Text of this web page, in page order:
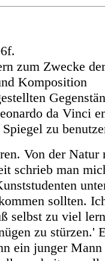
zum Zwecke der
Komposition
da Vinci
zu
Von der Natur
schrieb man
sollten.
selbst zu viel
zu stürzen.'
ein junger Mann